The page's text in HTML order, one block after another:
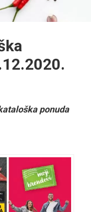
ponuda